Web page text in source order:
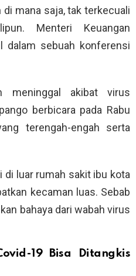
mana saja, tak terkecuali
Menteri Keuangan
dalam sebuah konferensi
meninggal akibat virus
berbicara pada Rabu
terengah-engah serta
luar rumah sakit ibu kota
kecaman luas. Sebab
bahaya dari wabah virus
19 Bisa Ditangkis